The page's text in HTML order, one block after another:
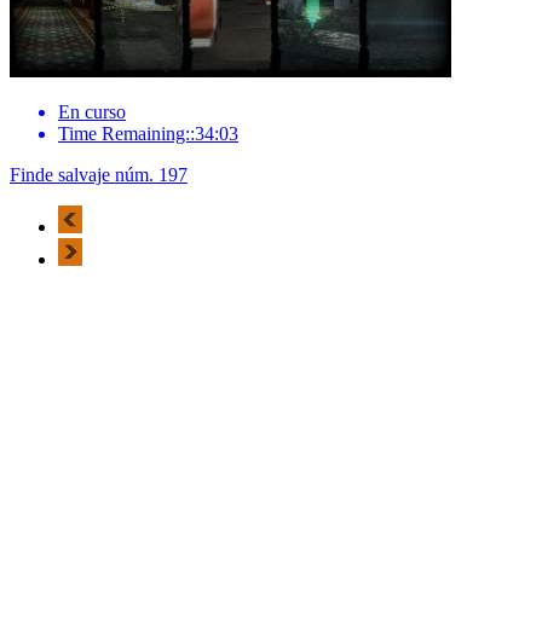
En curso
Time Remaining::34:03
Finde salvaje núm. 197